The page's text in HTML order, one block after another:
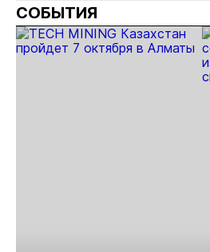
СОБЫТИЯ